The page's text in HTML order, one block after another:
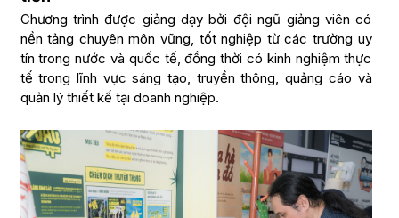
Chương trình được giảng dạy bởi đội ngũ giảng viên có
nền tảng chuyên môn vững, tốt nghiệp từ các trường uy
tín trong nước và quốc tế, đồng thời có kinh nghiệm thực
tế trong lĩnh vực sáng tạo, truyền thông, quảng cáo và
quản lý thiết kế tại doanh nghiệp.